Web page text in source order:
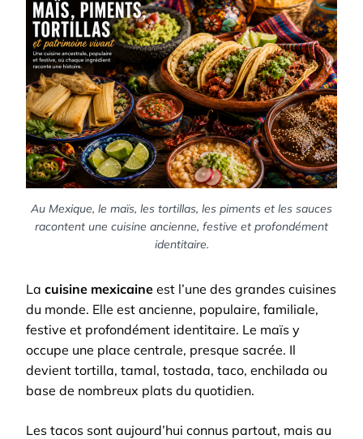
Au Mexique, le maïs, les tortillas, les piments et les sauces
racontent une cuisine ancienne, festive et profondément
identitaire.
La cuisine mexicaine est l’une des grandes cuisines
du monde. Elle est ancienne, populaire, familiale,
festive et profondément identitaire. Le maïs y
occupe une place centrale, presque sacrée. Il
devient tortilla, tamal, tostada, taco, enchilada ou
base de nombreux plats du quotidien.
Les tacos sont aujourd’hui connus partout, mais au